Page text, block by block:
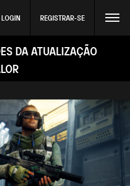
REGISTRAR-SE
DA ATUALIZAÇÃO